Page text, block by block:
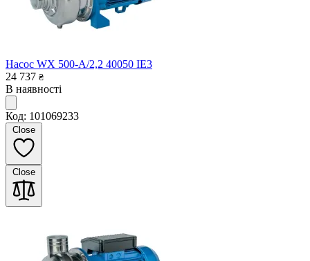
Насос WX 500-A/2,2 40050 IE3
24 737 ₴
В наявності
Код: 101069233
Close
Close